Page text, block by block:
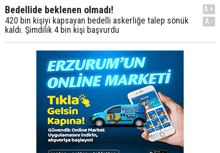
Bedellide beklenen olmadı!
420 bin kişiyi kapsayan bedelli askerliğe talep sönük
kaldı. Şimdilik 4 bin kişi başvurdu
A+
A-